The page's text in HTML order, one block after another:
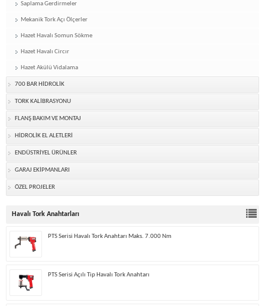
Saplama Gerdirmeler
Mekanik Tork Açı Ölçerler
Hazet Havalı Somun Sökme
Hazet Havalı Circır
Hazet Akülü Vidalama
700 BAR HİDROLİK
TORK KALİBRASYONU
FLANŞ BAKIM VE MONTAJ
HİDROLİK EL ALETLERİ
ENDÜSTRİYEL ÜRÜNLER
GARAJ EKİPMANLARI
ÖZEL PROJELER
Havalı Tork Anahtarları
PTS Serisi Havalı Tork Anahtarı Maks. 7.000 Nm
PTS Serisi Açılı Tip Havalı Tork Anahtarı